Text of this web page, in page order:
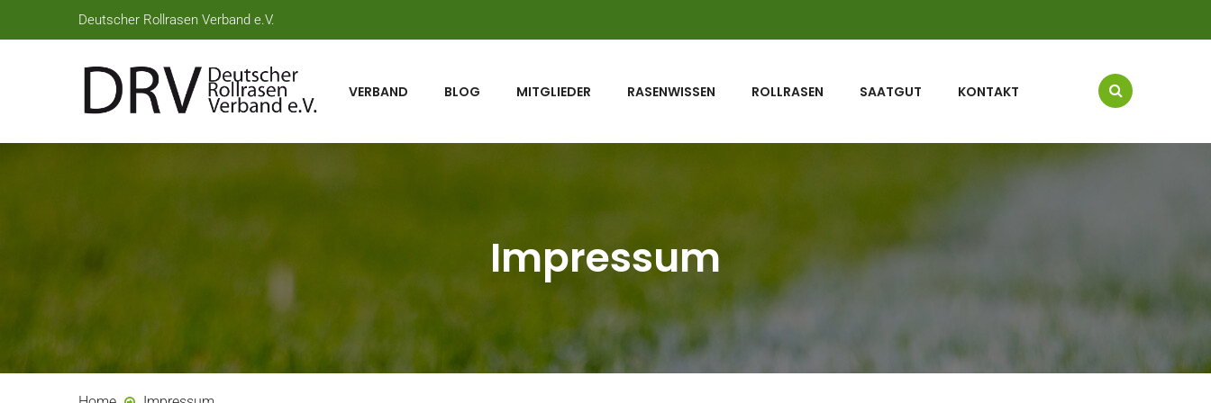
Deutscher Rollrasen Verband e.V.
VERBAND BLOG MITGLIEDER RASENWISSEN ROLLRASEN SAATGUT KONTAKT
Impressum